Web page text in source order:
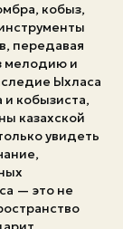
кобыз,
передавая
мелодию и
Ыхласа
кобызиста,
казахской
увидеть
— это не